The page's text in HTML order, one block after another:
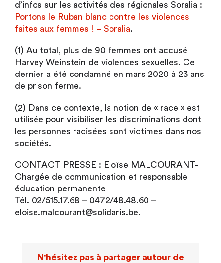
d’infos sur les activités des régionales Soralia :
Portons le Ruban blanc contre les violences
faites aux femmes ! – Soralia.
(1) Au total, plus de 90 femmes ont accusé
Harvey Weinstein de violences sexuelles. Ce
dernier a été condamné en mars 2020 à 23 ans
de prison ferme.
(2) Dans ce contexte, la notion de « race » est
utilisée pour visibiliser les discriminations dont
les personnes racisées sont victimes dans nos
sociétés.
CONTACT PRESSE : Eloïse MALCOURANT-
Chargée de communication et responsable
éducation permanente
Tél. 02/515.17.68 – 0472/48.48.60 –
eloise.malcourant@solidaris.be.
N'hésitez pas à partager autour de